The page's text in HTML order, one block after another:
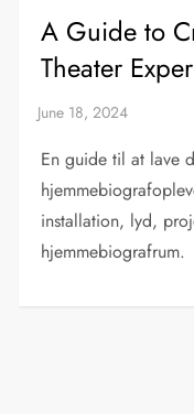
A Guide to
Theater
En guide til at lave
installation, lyd,
hjemmebiografrum.